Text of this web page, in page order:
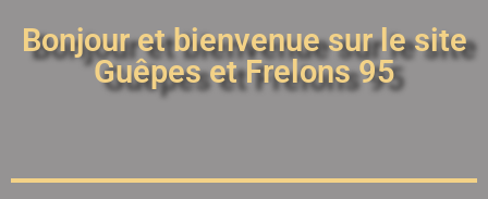
Bonjour et bienvenue sur le site
Guêpes et Frelons 95